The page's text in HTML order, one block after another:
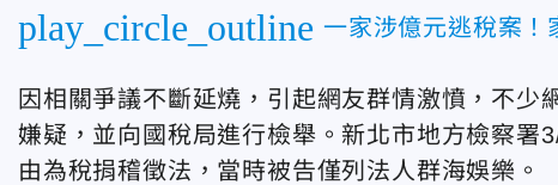
play_circle_outline 一家涉億元逃稅案
因相關爭議不斷延燒，引起網友群情激憤， 不少
嫌疑，並向國稅局進行檢舉。新北市地方檢察署
由為稅捐稽徵法，當時被告僅列法人群海娛樂。